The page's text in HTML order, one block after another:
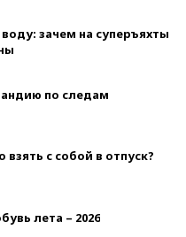
зачем на суперъяхты
по следам
с собой в отпуск?
лета – 2026